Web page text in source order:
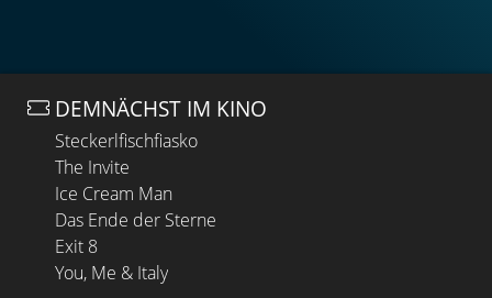
DEMNÄCHST IM KINO
Steckerlfischfiasko
The Invite
Ice Cream Man
Das Ende der Sterne
Exit 8
You, Me & Italy